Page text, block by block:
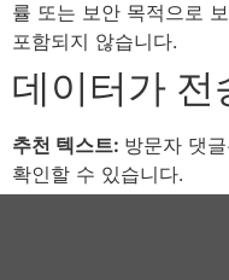
률 또는 보안 목적으로
포함되지 않습니다.
데이터가 전
추천 텍스트: 방문자 댓
확인할 수 있습니다.